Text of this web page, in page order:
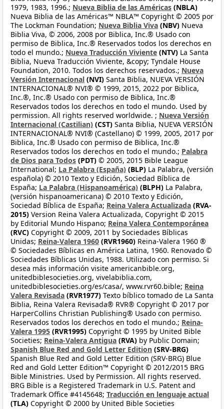
1979, 1983, 1996.; Nueva Biblia de las Américas (NBLA)
Nueva Biblia de las Américas™ NBLA™ Copyright © 2005 por
The Lockman Foundation; Nueva Biblia Viva (NBV) Nueva
Biblia Viva, © 2006, 2008 por Biblica, Inc.® Usado con
permiso de Biblica, Inc.® Reservados todos los derechos en
todo el mundo.; Nueva Traducción Viviente (NTV) La Santa
Biblia, Nueva Traducción Viviente, &copy; Tyndale House
Foundation, 2010. Todos los derechos reservados.; Nueva
Versión Internacional (NVI) Santa Biblia, NUEVA VERSIÓN
INTERNACIONAL® NVI® © 1999, 2015, 2022 por Biblica,
Inc.®, Inc.® Usado con permiso de Biblica, Inc.®
Reservados todos los derechos en todo el mundo. Used by
permission. All rights reserved worldwide. ; Nueva Versión
Internacional (Castilian) (CST) Santa Biblia, NUEVA VERSIÓN
INTERNACIONAL® NVI® (Castellano) © 1999, 2005, 2017 por
Biblica, Inc.® Usado con permiso de Biblica, Inc.®
Reservados todos los derechos en todo el mundo.; Palabra
de Dios para Todos (PDT) © 2005, 2015 Bible League
International; La Palabra (España) (BLP) La Palabra, (versión
española) © 2010 Texto y Edición, Sociedad Bíblica de
España; La Palabra (Hispanoamérica) (BLPH) La Palabra,
(versión hispanoamericana) © 2010 Texto y Edición,
Sociedad Bíblica de España; Reina Valera Actualizada (RVA-
2015) Version Reina Valera Actualizada, Copyright © 2015
by Editorial Mundo Hispano; Reina Valera Contemporánea
(RVC) Copyright © 2009, 2011 by Sociedades Bíblicas
Unidas; Reina-Valera 1960 (RVR1960) Reina-Valera 1960 ®
© Sociedades Bíblicas en América Latina, 1960. Renovado ©
Sociedades Bíblicas Unidas, 1988. Utilizado con permiso. Si
desea más información visite americanbible.org,
unitedbiblesocieties.org, vivelabiblia.com,
unitedbiblesocieties.org/es/casa/, www.rvr60.bible; Reina
Valera Revisada (RVR1977) Texto bíblico tomado de La Santa
Biblia, Reina Valera Revisada® RVR® Copyright © 2017 por
HarperCollins Christian Publishing® Usado con permiso.
Reservados todos los derechos en todo el mundo.; Reina-
Valera 1995 (RVR1995) Copyright © 1995 by United Bible
Societies; Reina-Valera Antigua (RVA) by Public Domain;
Spanish Blue Red and Gold Letter Edition (SRV-BRG)
Spanish Blue Red and Gold Letter Edition (SRV-BRG) Blue
Red and Gold Letter Edition™ Copyright © 2012/2015 BRG
Bible Ministries. Used by Permission. All rights reserved.
BRG Bible is a Registered Trademark in U.S. Patent and
Trademark Office #4145648; Traducción en lenguaje actual
(TLA) Copyright © 2000 by United Bible Societies